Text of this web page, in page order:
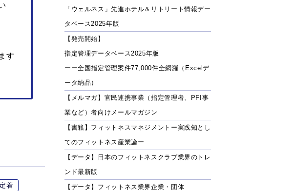
す
着
「ウェルネス」先進ホテル＆リトリート情報デー
タベース2025年版
【発売開始】
指定管理データベース2025年版
ーー全国指定管理案件77,000件全網羅（Excelデ
ータ納品）
【メルマガ】官民連携事業（指定管理者、PFI事
業など）者向けメールマガジン
【書籍】フィットネスマネジメントー実践知とし
てのフィットネス産業論ー
【データ】日本のフィットネスクラブ業界のトレ
ンド最新版
【データ】フィットネス業界企業・団体